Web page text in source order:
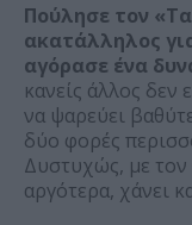
Πούλησε τον
ακατάλληλος
αγόρασε ένα
κανείς άλλος
να ψαρεύει
δύο φορές
Δυστυχώς, με τον
αργότερα, χάνει